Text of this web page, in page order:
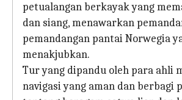
petualangan berkayak yang
dan siang, menawarkan
pemandangan pantai Norwegia
menakjubkan.
Tur yang dipandu oleh para ahli
navigasi yang aman dan berbagi